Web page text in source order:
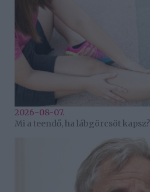
2026-08-07.
Mi a teendő, ha lábgörcsöt kapsz?